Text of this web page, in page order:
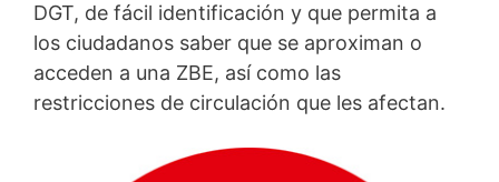
DGT, de fácil identificación y que permita a
los ciudadanos saber que se aproximan o
acceden a una ZBE, así como las
restricciones de circulación que les afectan.